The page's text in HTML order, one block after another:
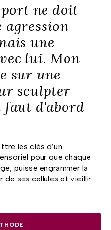
ne doit
agression
une
lui. Mon
sur une
sculpter
faut d'abord
les clés d’un
pour que chaque
puisse engrammer la
de ses cellules et vieillir